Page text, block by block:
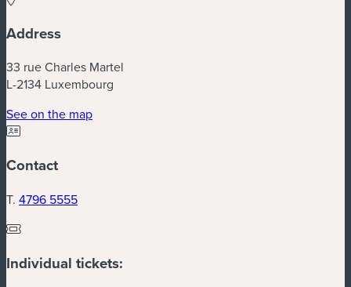
Address
33 rue Charles Martel
L-2134 Luxembourg
See on the map
Contact
T. 4796 5555
Individual tickets: